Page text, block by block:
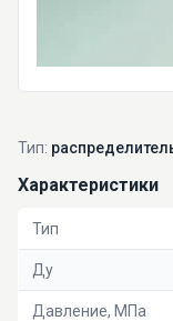
Тип:
Характеристики
Тип
Ду
Давление, МПа